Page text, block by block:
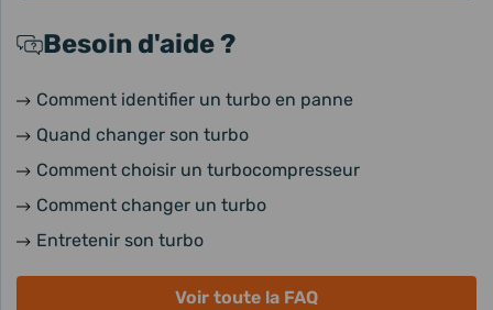
Besoin d'aide ?
Comment identifier un turbo en panne
Quand changer son turbo
Comment choisir un turbocompresseur
Comment changer un turbo
Entretenir son turbo
Voir toute la FAQ